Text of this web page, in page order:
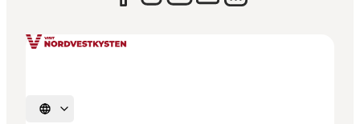
Sprache auswählen